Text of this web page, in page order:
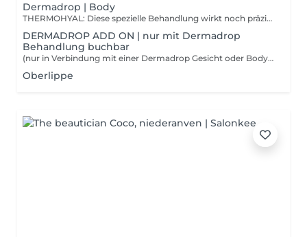
Dermadrop | Body
THERMOHYAL: Diese spezielle Behandlung wirkt noch präziser und langanhaltender wie ein Wärmepflaster. Die TDA Technologie bringt Wirkstoffe wie Wintergrünöl und Ingwer tief in die Muskulatur um Muskelschmerzen oder verspannte Muskulatur z.B im Nackenbereich zu lindern. Die Blutzirkulation wird gefördert und die Muskulatur intensiv entspannt. THERMOREPAIR: Hinweis: Das perfekte Ergebnis dieser Behandlung zeigt sich erst nach einigen Behandlung und ist daher nur als 6er Kur buchbar. Die Thermorepair TDA ist eine absolut effektive Behandlung wenn es darum geht das Bindegewebe zu stärken und die Hautoberfläche an den Oberschenkeln zu straffen. Dank intensiv wirkenden Inhaltsstoffen wie Ingwer, Curcuma und Propolis hilft die Behandlung den Fettabbau zu fördern und das Erscheinungsbild von Cellulite zu reduzieren. Der Lymphabtransport wird unterstützt und die Durchblutung gefördert.
DERMADROP ADD ON | nur mit Dermadrop
Behandlung buchbar
(nur in Verbindung mit einer Dermadrop Gesicht oder Body Behandlung buchbar) HÄNDE: Die Nailcure TDA mit Urea und Milchsäure ist die Soforthilfe für trockene, strapazierte Hände. Sie bietet empfindlicher Nagelhaut Schutz, stärkt und kräftigt die Nägel und unterstützt das Wachstum gesunder Nägel. FÜSSE: Intensive Feuchtigkeit und tiefenwirksame, nachhaltige Pflege für Ihre Füße. Perfekt zubuchbar zu einer Pediküre oder einer Dermadrop Gesicht oder Body Behandlung. KOPFHAUT: Bei dieser Behandlung werden die Haarwurzeln regeneriert, das gesunde Haarwachstum gefördert und Haarausfall vorgebeugt. Dünnes und mittelstarkes Haar wird voluminisiert und das Haar erhält einen seidigen Glanz.
Oberlippe